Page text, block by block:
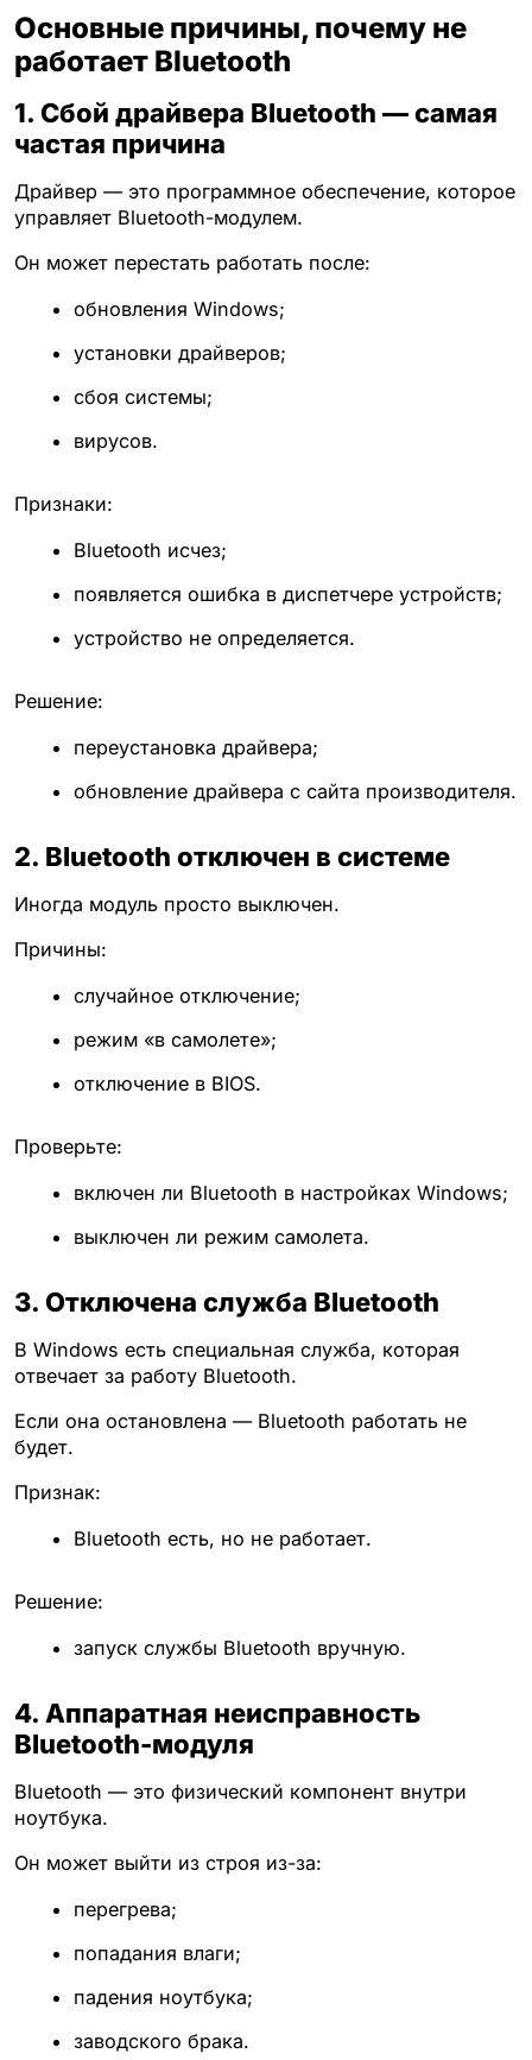
Основные причины, почему не
работает Bluetooth
1. Сбой драйвера Bluetooth — самая
частая причина
Драйвер — это программное обеспечение, которое
управляет Bluetooth-модулем.
Он может перестать работать после:
обновления Windows;
установки драйверов;
сбоя системы;
вирусов.
Признаки:
Bluetooth исчез;
появляется ошибка в диспетчере устройств;
устройство не определяется.
Решение:
переустановка драйвера;
обновление драйвера с сайта производителя.
2. Bluetooth отключен в системе
Иногда модуль просто выключен.
Причины:
случайное отключение;
режим «в самолете»;
отключение в BIOS.
Проверьте:
включен ли Bluetooth в настройках Windows;
выключен ли режим самолета.
3. Отключена служба Bluetooth
В Windows есть специальная служба, которая
отвечает за работу Bluetooth.
Если она остановлена — Bluetooth работать не
будет.
Признак:
Bluetooth есть, но не работает.
Решение:
запуск службы Bluetooth вручную.
4. Аппаратная неисправность
Bluetooth-модуля
Bluetooth — это физический компонент внутри
ноутбука.
Он может выйти из строя из-за:
перегрева;
попадания влаги;
падения ноутбука;
заводского брака.